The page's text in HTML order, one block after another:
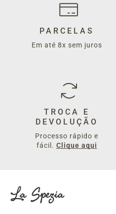
PARCELAS
Em até 8x sem juros
TROCA E
DEVOLUÇÃO
Processo rápido e
fácil. Clique aqui